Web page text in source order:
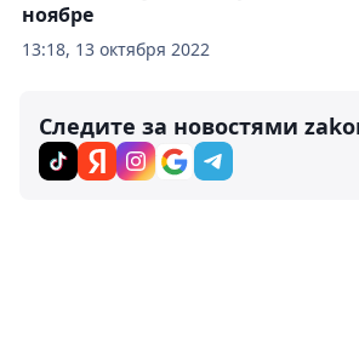
13:18, 13 октября 2022
ноябре
Следите за новостями